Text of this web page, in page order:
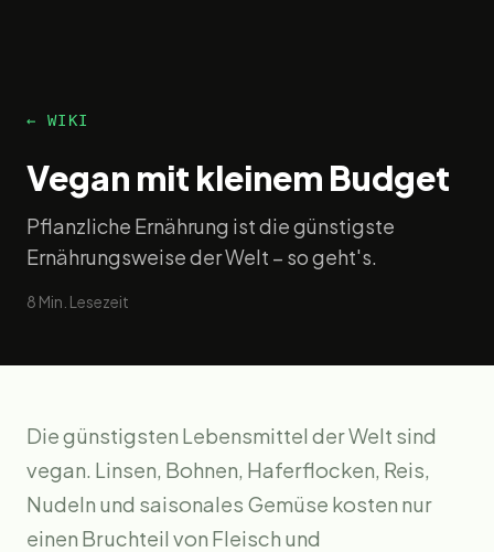
← WIKI
Vegan mit kleinem Budget
Pflanzliche Ernährung ist die günstigste
Ernährungsweise der Welt – so geht's.
8 Min. Lesezeit
Die günstigsten Lebensmittel der Welt sind
vegan. Linsen, Bohnen, Haferflocken, Reis,
Nudeln und saisonales Gemüse kosten nur
einen Bruchteil von Fleisch und